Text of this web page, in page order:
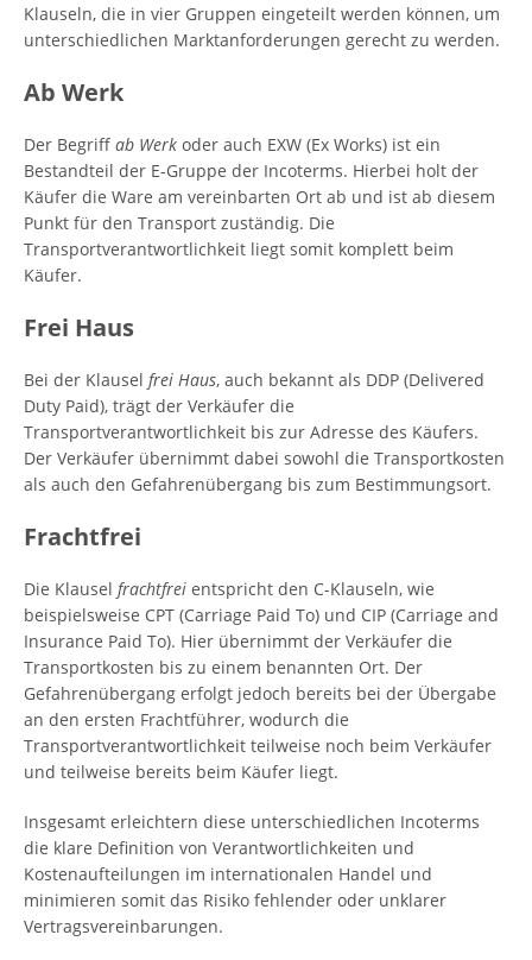
Klauseln, die in vier Gruppen eingeteilt werden können, um
unterschiedlichen Marktanforderungen gerecht zu werden.
Ab Werk
Der Begriff ab Werk oder auch EXW (Ex Works) ist ein
Bestandteil der E-Gruppe der Incoterms. Hierbei holt der
Käufer die Ware am vereinbarten Ort ab und ist ab diesem
Punkt für den Transport zuständig. Die
Transportverantwortlichkeit liegt somit komplett beim
Käufer.
Frei Haus
Bei der Klausel frei Haus, auch bekannt als DDP (Delivered
Duty Paid), trägt der Verkäufer die
Transportverantwortlichkeit bis zur Adresse des Käufers.
Der Verkäufer übernimmt dabei sowohl die Transportkosten
als auch den Gefahrenübergang bis zum Bestimmungsort.
Frachtfrei
Die Klausel frachtfrei entspricht den C-Klauseln, wie
beispielsweise CPT (Carriage Paid To) und CIP (Carriage and
Insurance Paid To). Hier übernimmt der Verkäufer die
Transportkosten bis zu einem benannten Ort. Der
Gefahrenübergang erfolgt jedoch bereits bei der Übergabe
an den ersten Frachtführer, wodurch die
Transportverantwortlichkeit teilweise noch beim Verkäufer
und teilweise bereits beim Käufer liegt.
Insgesamt erleichtern diese unterschiedlichen Incoterms
die klare Definition von Verantwortlichkeiten und
Kostenaufteilungen im internationalen Handel und
minimieren somit das Risiko fehlender oder unklarer
Vertragsvereinbarungen.